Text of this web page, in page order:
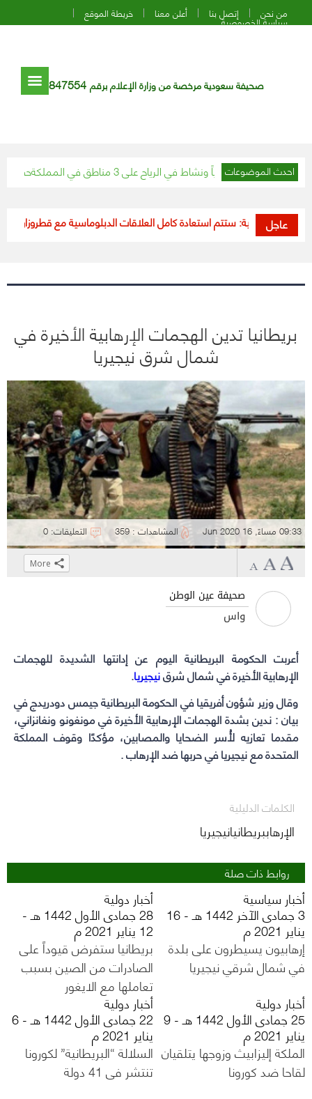
من نحن إتصل بنا أعلن معنا خريطة الموقع
سياسة الخصوصية
صحيفة سعودية مرخصة من وزارة الإعلام برقم 847554
احدث الموضوعات
غائمة جزئياً ونشاط في الرياح على 3 مناطق في المملكة حقيقة تسجيل
عاجل
وزير الخارجية: ستتم استعادة كامل العلاقات الدبلوماسية مع قطروزارة
بريطانيا تدين الهجمات الإرهابية الأخيرة في
شمال شرق نيجيريا
09:33 مساءً, 16 Jun 2020 المشاهدات : 359 التعليقات: 0
صحيفة عين الوطن
واس
أعربت الحكومة البريطانية اليوم عن إدانتها الشديدة للهجمات
الإرهابية الأخيرة في شمال شرقنيجيريا.
وقال وزير شؤون أفريقيا في الحكومة البريطانية جيمس دودريدج في
بيان : ندين بشدة الهجمات الإرهابية الأخيرة في مونغونو ونغانزاني،
مقدما تعازيه لأُسر الضحايا والمصابين، مؤكدًا وقوف المملكة
المتحدة معنيجيريافي حربها ضد الإرهاب .
(Opens
window)
(Opens
window)
(Opens
window)
Click
(Opens
window)
More
الكلمات الدليلية
الإرهاببريطانيانيجيريا
روابط ذات صلة
أخبار سياسية
3 جمادى الآخر 1442 هـ - 16
يناير 2021 م
إرهابيون يسيطرون على بلدة
في شمال شرقي نيجيريا
أخبار دولية
28 جمادى الأول 1442 هـ -
12 يناير 2021 م
بريطانيا ستفرض قيوداً على
الصادرات من الصين بسبب
تعاملها مع الايغور
أخبار دولية
25 جمادى الأول 1442 هـ - 9
يناير 2021 م
الملكة إليزابيث وزوجها يتلقيان
لقاحا ضد كورونا
أخبار دولية
22 جمادى الأول 1442 هـ - 6
يناير 2021 م
السلالة “البريطانية” لكورونا
تنتشر في 41 دولة